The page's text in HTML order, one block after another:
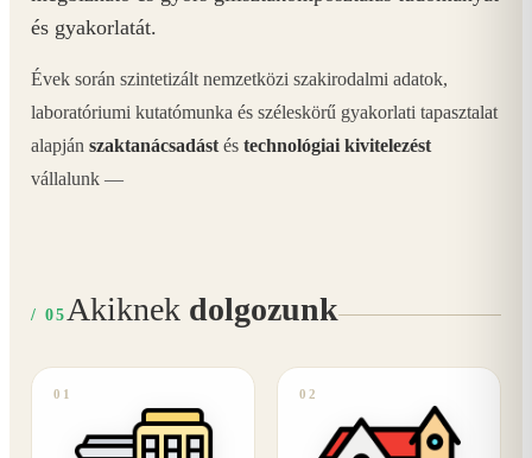
és gyakorlatát.
Évek során szintetizált nemzetközi szakirodalmi adatok,
laboratóriumi kutatómunka és széleskörű gyakorlati tapasztalat
alapján szaktanácsadást és technológiai kivitelezést
vállalunk —
/ 05 Akiknek dolgozunk
01 02